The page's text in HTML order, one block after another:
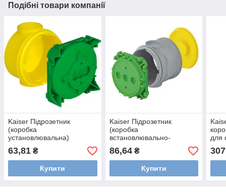
Подібні товари компанії
Kaiser Підрозетник
(коробка
установлювальна)
глибина 53 мм, для стін із
монолітного бетону, 1255-
40
63,81 ₴
Купити
Kaiser Підрозетник
(коробка
встановлювально-
відповідна) глибина 77
мм, для стін із
монолітного бетону, 1265-
86,64₴
Купити
для